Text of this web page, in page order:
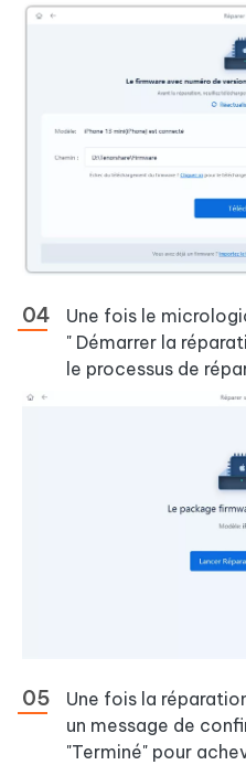
Une fois le
" Démarrer la
le processus de
Une fois la
un message de
"Terminé" pour